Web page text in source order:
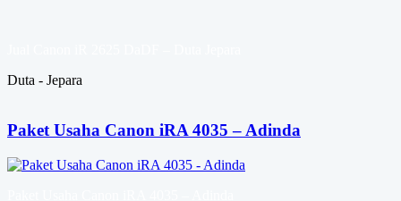
Duta - Jepara
Paket Usaha Canon iRA 4035 – Adinda